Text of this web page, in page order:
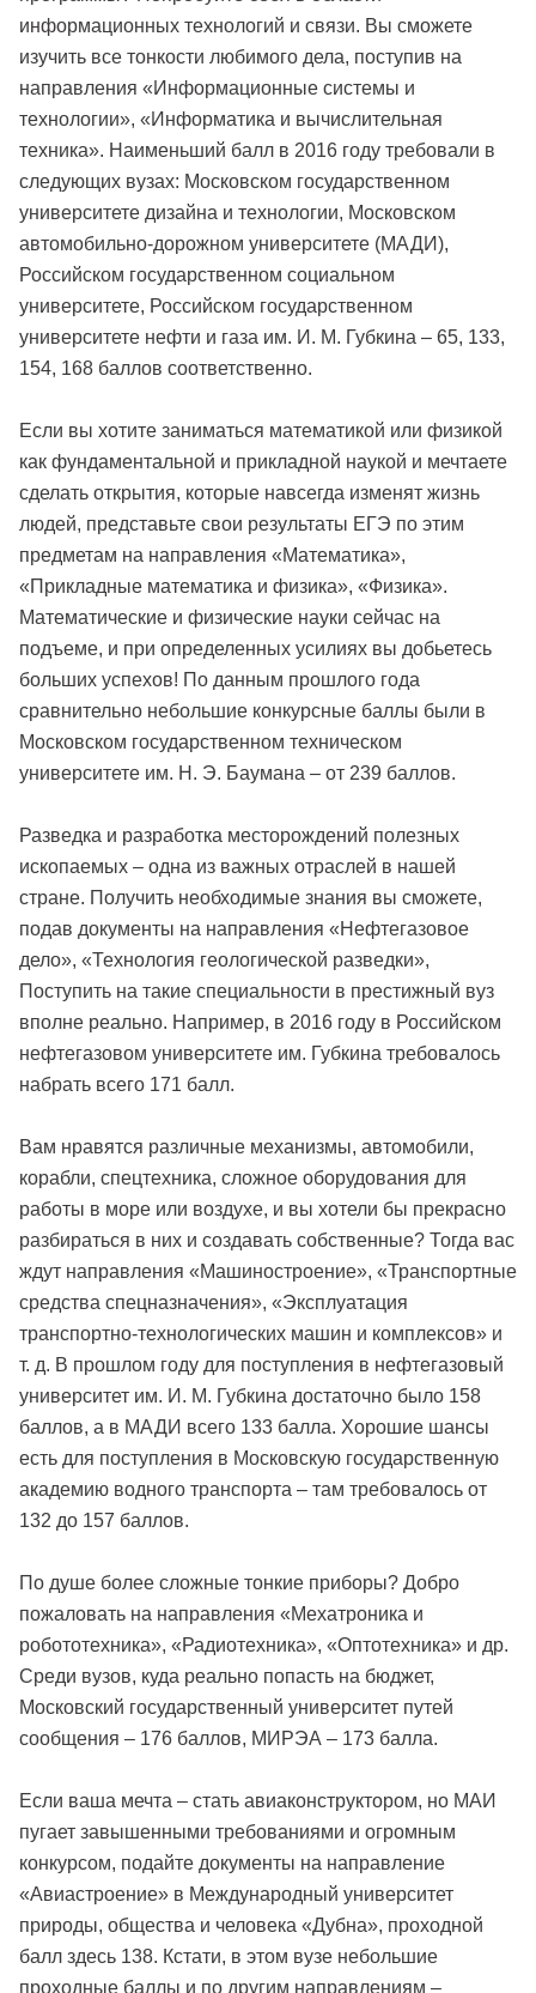
информационных технологий и связи. Вы сможете
изучить все тонкости любимого дела, поступив на
направления «Информационные системы и
технологии», «Информатика и вычислительная
техника». Наименьший балл в 2016 году требовали в
следующих вузах: Московском государственном
университете дизайна и технологии, Московском
автомобильно-дорожном университете (МАДИ),
Российском государственном социальном
университете, Российском государственном
университете нефти и газа им. И. М. Губкина – 65, 133,
154, 168 баллов соответственно.
Если вы хотите заниматься математикой или физикой
как фундаментальной и прикладной наукой и мечтаете
сделать открытия, которые навсегда изменят жизнь
людей, представьте свои результаты ЕГЭ по этим
предметам на направления «Математика»,
«Прикладные математика и физика», «Физика».
Математические и физические науки сейчас на
подъеме, и при определенных усилиях вы добьетесь
больших успехов! По данным прошлого года
сравнительно небольшие конкурсные баллы были в
Московском государственном техническом
университете им. Н. Э. Баумана – от 239 баллов.
Разведка и разработка месторождений полезных
ископаемых – одна из важных отраслей в нашей
стране. Получить необходимые знания вы сможете,
подав документы на направления «Нефтегазовое
дело», «Технология геологической разведки»,
Поступить на такие специальности в престижный вуз
вполне реально. Например, в 2016 году в Российском
нефтегазовом университете им. Губкина требовалось
набрать всего 171 балл.
Вам нравятся различные механизмы, автомобили,
корабли, спецтехника, сложное оборудования для
работы в море или воздухе, и вы хотели бы прекрасно
разбираться в них и создавать собственные? Тогда вас
ждут направления «Машиностроение», «Транспортные
средства спецназначения», «Эксплуатация
транспортно-технологических машин и комплексов» и
т. д. В прошлом году для поступления в нефтегазовый
университет им. И. М. Губкина достаточно было 158
баллов, а в МАДИ всего 133 балла. Хорошие шансы
есть для поступления в Московскую государственную
академию водного транспорта – там требовалось от
132 до 157 баллов.
По душе более сложные тонкие приборы? Добро
пожаловать на направления «Мехатроника и
робототехника», «Радиотехника», «Оптотехника» и др.
Среди вузов, куда реально попасть на бюджет,
Московский государственный университет путей
сообщения – 176 баллов, МИРЭА – 173 балла.
Если ваша мечта – стать авиаконструктором, но МАИ
пугает завышенными требованиями и огромным
конкурсом, подайте документы на направление
«Авиастроение» в Международный университет
природы, общества и человека «Дубна», проходной
балл здесь 138. Кстати, в этом вузе небольшие
проходные баллы и по другим направлениям –